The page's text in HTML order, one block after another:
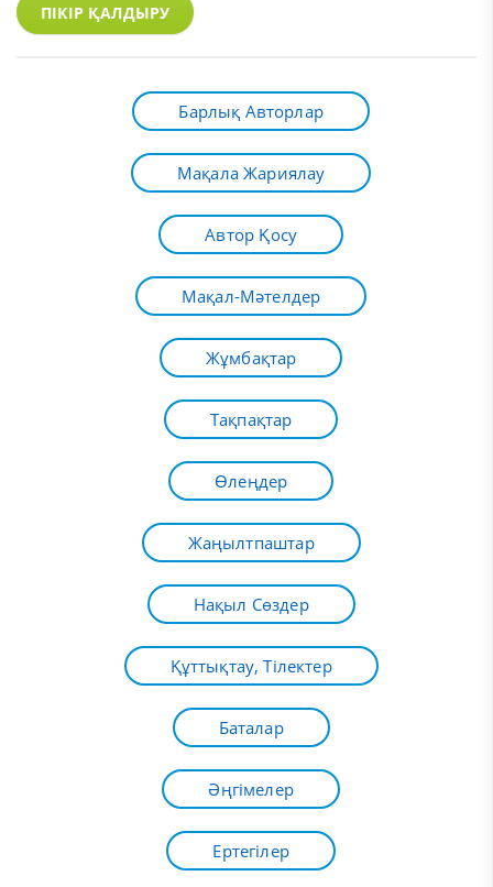
ПІКІР ҚАЛДЫРУ
Барлық Авторлар
Мақала Жариялау
Автор Қосу
Мақал-Мәтелдер
Жұмбақтар
Тақпақтар
Өлеңдер
Жаңылтпаштар
Нақыл Сөздер
Құттықтау, Тілектер
Баталар
Әңгімелер
Ертегілер